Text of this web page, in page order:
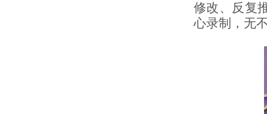
修改、反复
心录制，无